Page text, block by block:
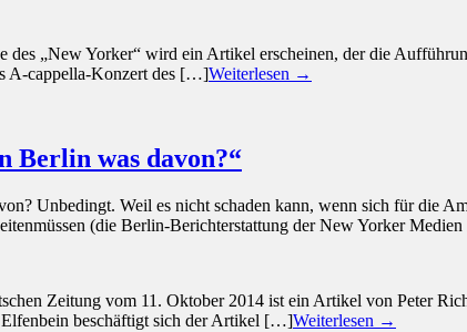
des „New Yorker“ wird ein Artikel erscheinen, der die
A-cappella-Konzert des […]Weiterlesen →
Berlin was davon?“
Unbedingt. Weil es nicht schaden kann, wenn sich für
(die Berlin-Berichterstattung der New Yorker
Zeitung vom 11. Oktober 2014 ist ein Artikel von Peter
beschäftigt sich der Artikel […]Weiterlesen →